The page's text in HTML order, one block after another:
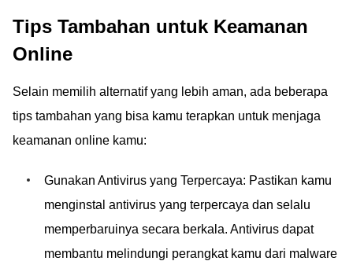
Tips Tambahan untuk Keamanan
Online
Selain memilih alternatif yang lebih aman, ada beberapa
tips tambahan yang bisa kamu terapkan untuk menjaga
keamanan online kamu:
Gunakan Antivirus yang Terpercaya: Pastikan kamu
menginstal antivirus yang terpercaya dan selalu
memperbaruinya secara berkala. Antivirus dapat
membantu melindungi perangkat kamu dari malware